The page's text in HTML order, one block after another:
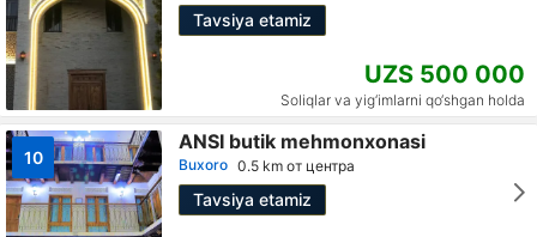
Tavsiya etamiz
UZS 500 000
Soliqlar va yig‘imlarni qo‘shgan holda
10
ANSI butik mehmonxonasi
Buxoro 0.5 km от центра
Tavsiya etamiz